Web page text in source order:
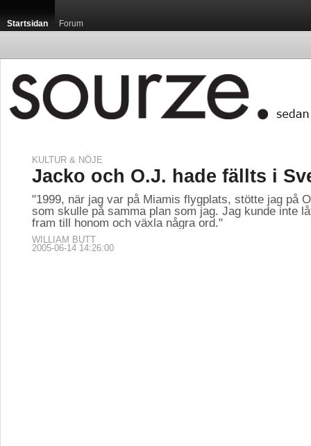
Startsidan Forum
KULTUR & NÖJE
Jacko och O.J. hade fällts i
"1999, när jag var på Miamis flygplats, stötte jag på
som skulle på samma plan som jag. Jag kunde inte
fram till honom och växla några ord."
WILLIAM BUTT
2005-06-14 14:26:00